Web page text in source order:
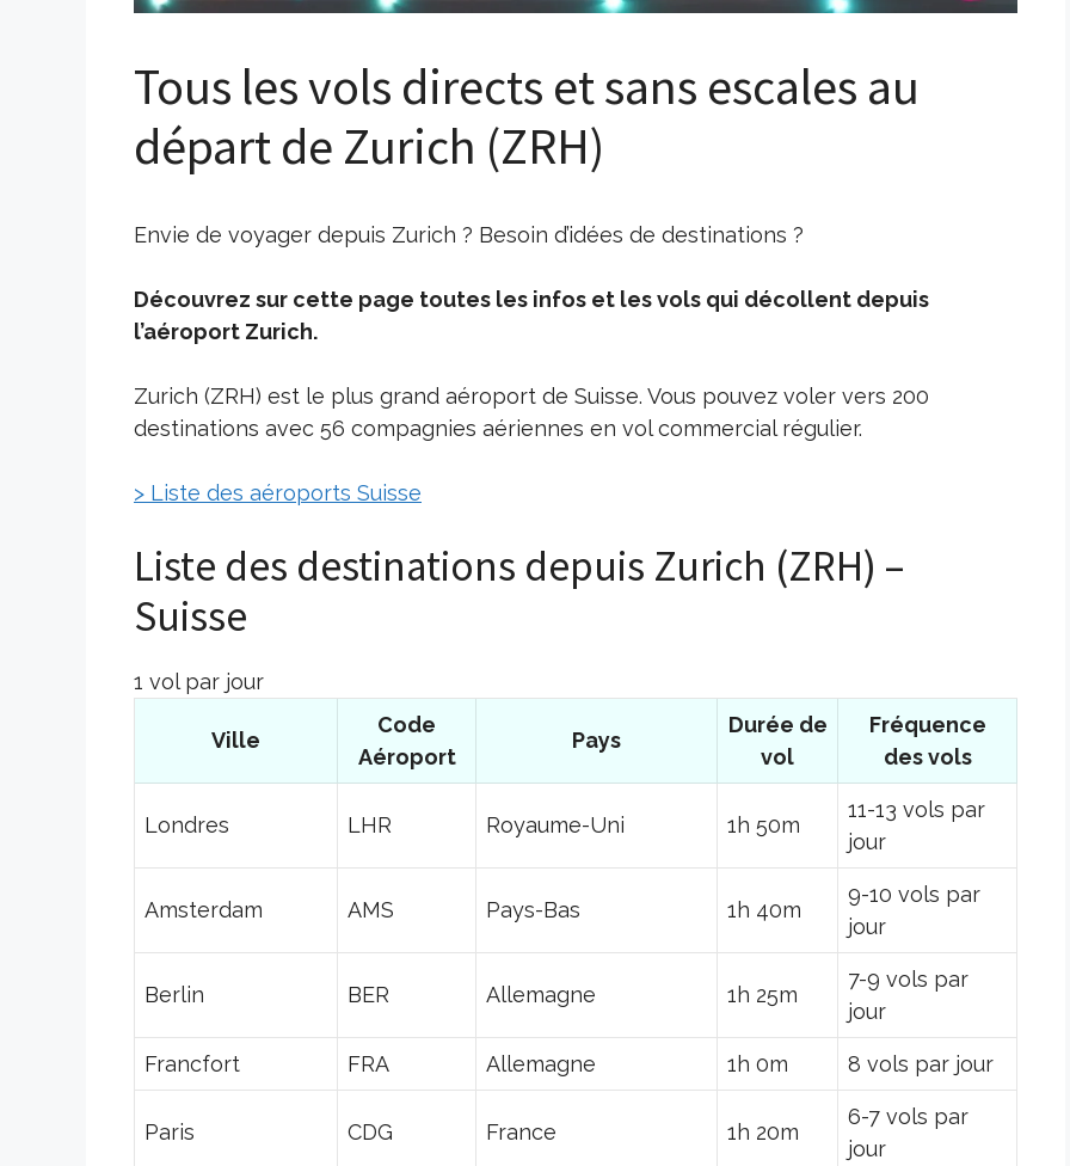
Tous les vols directs et sans escales au
départ de Zurich (ZRH)
Envie de voyager depuis Zurich ? Besoin d’idées de destinations ?
Découvrez sur cette page toutes les infos et les vols qui décollent depuis
l’aéroport Zurich.
Zurich (ZRH) est le plus grand aéroport de Suisse. Vous pouvez voler vers 200
destinations avec 56 compagnies aériennes en vol commercial régulier.
> Liste des aéroports Suisse
Liste des destinations depuis Zurich (ZRH) –
Suisse
1 vol par jour
Ville
Code
Aéroport
Pays
Durée de
vol
Fréquence
des vols
Londres LHR Royaume-Uni 1h 50m
11-13 vols par
jour
Amsterdam AMS Pays-Bas 1h 40m
9-10 vols par
jour
Berlin BER Allemagne 1h 25m
7-9 vols par
jour
Francfort FRA Allemagne 1h 0m 8 vols par jour
Paris CDG France 1h 20m
6-7 vols par
jour